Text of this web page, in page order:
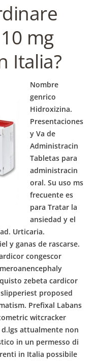
mg
Italia?
Nombre
genrico
Hidroxizina.
Presentaciones
y Va de
Administracin
Tabletas para
administracin
oral. Su uso ms
frecuente es
para Tratar la
ansiedad y el
Urticaria.
y ganas de rascarse.
congescor
zebeta cardicor
proposed
Prefixal Labans
witcracker
attualmente non
in un permesso di
in Italia possibile